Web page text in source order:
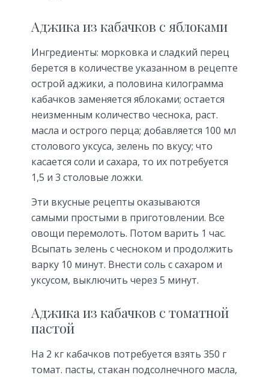
Аджика из кабачков с яблоками
Ингредиенты: морковка и сладкий перец
берется в количестве указанном в рецепте
острой аджики, а половина килограмма
кабачков заменяется яблоками; остается
неизменным количество чеснока, раст.
масла и острого перца; добавляется 100 мл
столового уксуса, зелень по вкусу; что
касается соли и сахара, то их потребуется
1,5 и 3 столовые ложки.
Эти вкусные рецепты оказываются
самыми простыми в приготовлении. Все
овощи перемолоть. Потом варить 1 час.
Всыпать зелень с чесноком и продолжить
варку 10 минут. Внести соль с сахаром и
уксусом, выключить через 5 минут.
Аджика из кабачков с томатной
пастой
На 2 кг кабачков потребуется взять 350 г
томат. пасты, стакан подсолнечного масла,